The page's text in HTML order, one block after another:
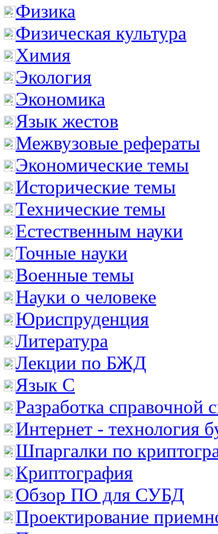
Физика
Физическая культура
Химия
Экология
Экономика
Язык жестов
Межвузовые рефераты
Экономические темы
Исторические темы
Технические темы
Естественным науки
Точные науки
Военные темы
Науки о человеке
Юриспруденция
Литература
Лекции по БЖД
Язык С
Разработка справочной
Интернет - технология
Шпаргалки по
Криптография
Обзор ПО для СУБД
Проектирование